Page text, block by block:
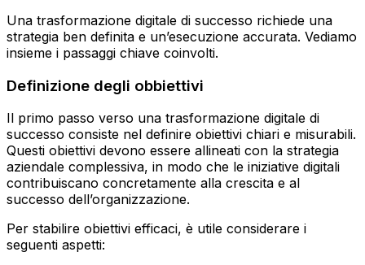
Una trasformazione digitale di successo richiede una
strategia ben definita e un’esecuzione accurata. Vediamo
insieme i passaggi chiave coinvolti.
Definizione degli obbiettivi
Il primo passo verso una trasformazione digitale di
successo consiste nel definire obiettivi chiari e misurabili.
Questi obiettivi devono essere allineati con la strategia
aziendale complessiva, in modo che le iniziative digitali
contribuiscano concretamente alla crescita e al
successo dell’organizzazione.
Per stabilire obiettivi efficaci, è utile considerare i
seguenti aspetti: